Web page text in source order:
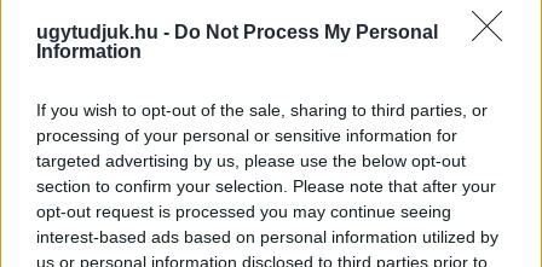
ugytudjuk.hu - Do Not Process My Personal
Information
If you wish to opt-out of the sale, sharing to third parties, or
processing of your personal or sensitive information for
targeted advertising by us, please use the below opt-out
section to confirm your selection. Please note that after your
opt-out request is processed you may continue seeing
interest-based ads based on personal information utilized by
us or personal information disclosed to third parties prior to
ÖRÖMHÍR: TÍZ ÉVE NEM VOLT ILYEN ALACSONY AZ
INFLÁCIÓ MAGYARORSZÁGON
Júliusban mindössze 1,2 százalékkal emelkedtek éves
összevetésben a fogyasztói árak, miközben az élelmiszerek ára